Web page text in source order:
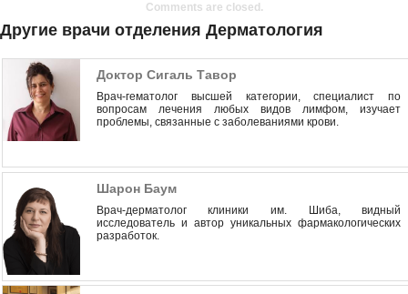
Comments are closed.
Другие врачи отделения Дерматология
Доктор Сигаль Тавор
Врач-гематолог высшей категории, специалист по
вопросам лечения любых видов лимфом, изучает
проблемы, связанные с заболеваниями крови.
Шарон Баум
Врач-дерматолог клиники им. Шиба, видный
исследователь и автор уникальных фармакологических
разработок.